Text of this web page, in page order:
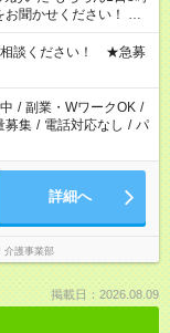
お聞かせください！ ★
なくご相談ください。
相談ください！ ★急募
/ 副業・WワークOK /
募集 / 電話対応なし / パ
詳細へ
介護事業部
掲載日：2026.08.09